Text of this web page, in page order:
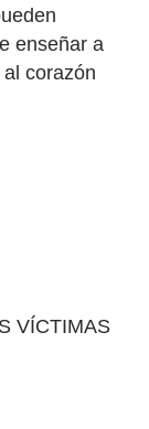
enseñar a
corazón
VÍCTIMAS